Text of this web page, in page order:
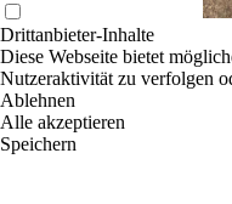
Drittanbieter-Inhalte
Diese Webseite bietet
Nutzeraktivität zu verfolgen
Ablehnen
Alle akzeptieren
Speichern